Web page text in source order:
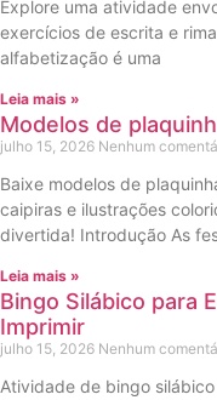
Explore uma atividade
exercícios de escrita e
alfabetização é uma
Leia mais »
Modelos de
julho 15, 2026 Nenhum
Baixe modelos de
caipiras e ilustrações
divertida! Introdução As
Leia mais »
Bingo Silábico para
Imprimir
julho 15, 2026 Nenhum
Atividade de bingo